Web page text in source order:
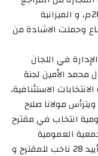
القومي 2019م، و التي تحت المراجعة 2020م، و الميزانية
بالإجماع وحملت الاشادة من
في اللجان
محمد الأمين لجنة
الاستئنافية،
مولانا صلاح
انتخاب في مقترح
العمومية
الانتخابية ب 6 اصوات، وأسفر المقترح عن تأييد 28 ناخب للمقترح و